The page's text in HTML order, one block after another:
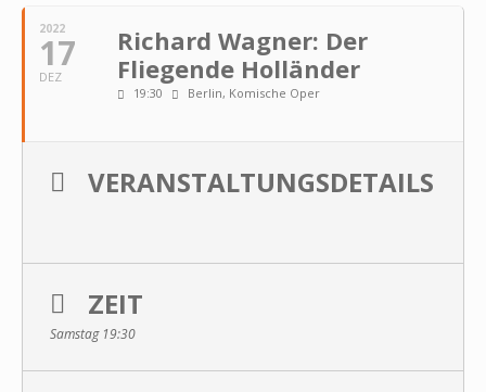
2022
17
DEZ
Richard Wagner: Der
Fliegende Holländer
19:30 Berlin, Komische Oper
VERANSTALTUNGSDETAILS
ZEIT
Samstag 19:30